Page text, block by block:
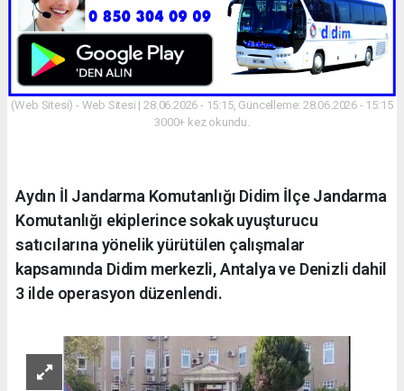
(Web Sitesi) - Web Sitesi | 28.06.2026 - 15:15, Güncelleme: 28.06.2026 - 15:15
3000+ kez okundu.
Aydın İl Jandarma Komutanlığı Didim İlçe Jandarma
Komutanlığı ekiplerince sokak uyuşturucu
satıcılarına yönelik yürütülen çalışmalar
kapsamında Didim merkezli, Antalya ve Denizli dahil
3 ilde operasyon düzenlendi.